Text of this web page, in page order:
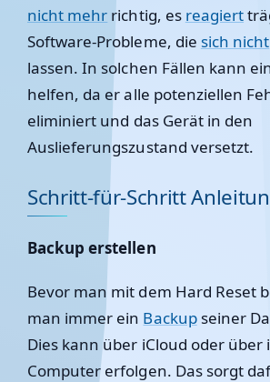
nicht mehr richtig, es reagiert
Software-Probleme, die sich nicht
lassen. In solchen Fällen kann
helfen, da er alle potenziellen
eliminiert und das Gerät in den
Auslieferungszustand versetzt.
Schritt-für-Schritt
Backup erstellen
Bevor man mit dem Hard Reset
man immer ein Backupseiner
Dies kann über iCloud oder über
Computer erfolgen. Das sorgt